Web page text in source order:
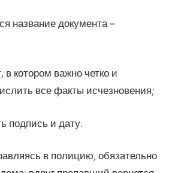
название документа –
в котором важно четко и
все факты исчезновения;
подпись и дату.
в полицию, обязательно